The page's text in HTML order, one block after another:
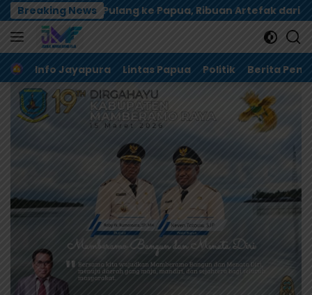
Langsung
ke
konten
Breaking News
Papua, Ribuan Artefak dari Amerika Diserahkan ke
Home
Info Jayapura Lintas Papua Politik Berita